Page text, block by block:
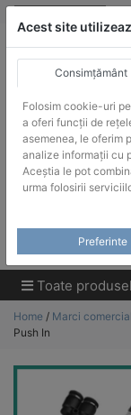
Skip
ACHIZITII
Produsele
Products
Toate
Home / Marci
Push In
Acest site
Consimțământ
Folosim cookie-uri
a oferi funcții de
asemenea, le oferim
analize informații cu
Aceștia le pot
urma folosirii
Preferinte